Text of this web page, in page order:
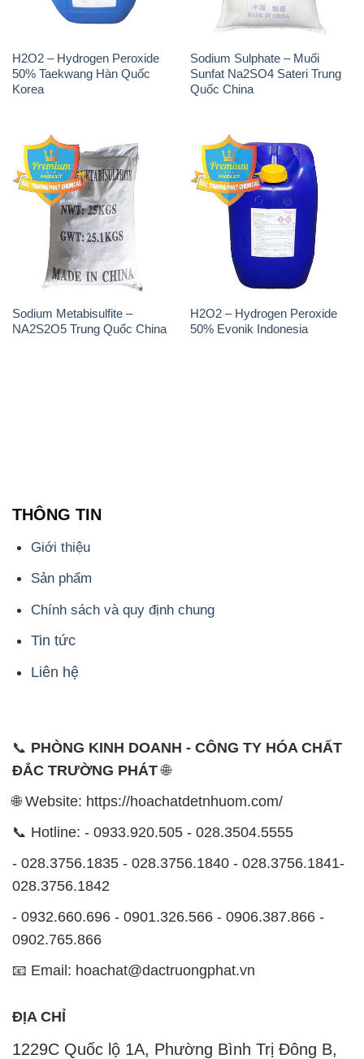
H2O2 – Hydrogen Peroxide
50% Taekwang Hàn Quốc
Korea
Sodium Sulphate – Muối
Sunfat Na2SO4 Sateri Trung
Quốc China
Sodium Metabisulfite –
NA2S2O5 Trung Quốc China
H2O2 – Hydrogen Peroxide
50% Evonik Indonesia
THÔNG TIN
Giới thiệu
Sản phẩm
Chính sách và quy định chung
Tin tức
Liên hệ
📞 PHÒNG KINH DOANH - CÔNG TY HÓA CHẤT
ĐẮC TRƯỜNG PHÁT🌐
🌐 Website: https://hoachatdetnhuom.com/
📞 Hotline: - 0933.920.505 - 028.3504.5555
- 028.3756.1835 - 028.3756.1840 - 028.3756.1841-
028.3756.1842
- 0932.660.696 - 0901.326.566 - 0906.387.866 -
0902.765.866
📧 Email: hoachat@dactruongphat.vn
ĐỊA CHỈ
1229C Quốc lộ 1A, Phường Bình Trị Đông B,